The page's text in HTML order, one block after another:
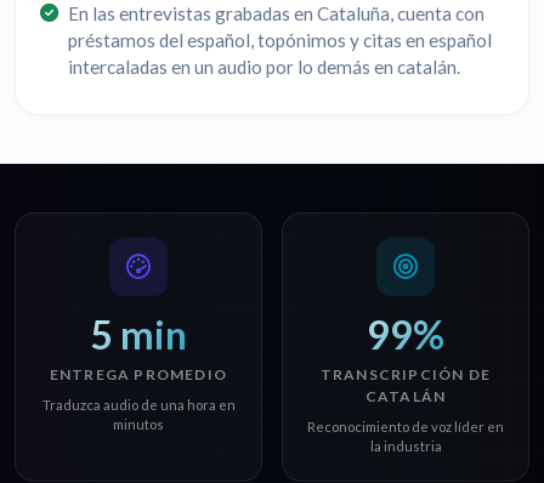
En las entrevistas grabadas en Cataluña, cuenta con
préstamos del español, topónimos y citas en español
intercaladas en un audio por lo demás en catalán.
5 min
ENTREGA PROMEDIO
Traduzca audio de una hora en
minutos
99%
TRANSCRIPCIÓN DE
CATALÁN
Reconocimiento de voz líder en
la industria